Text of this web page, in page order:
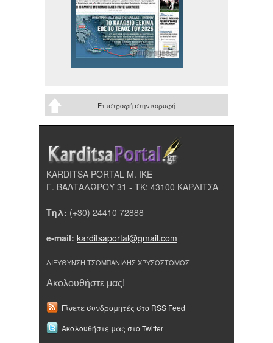
Επιστροφή στην κορυφή
KARDITSA PORTAL Μ. ΙΚΕ
Γ. ΒΑΛΤΑΔΩΡΟΥ 31 - ΤΚ: 43100 ΚΑΡΔΙΤΣΑ
Τηλ: (+30) 24410 72888
e-mail: karditsaportal@gmail.com
ΔΙΕΥΘΥΝΣΗ ΤΣΟΜΠΑΝΙΔΗΣ ΧΡΥΣΟΣΤΟΜΟΣ
Ακολουθήστε μας!
Γίνετε συνδρομητές στο RSS Feed
Ακολουθήστε μας στο Twitter